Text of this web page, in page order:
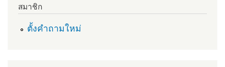
สมาชิก
ตั้งคำถามใหม่